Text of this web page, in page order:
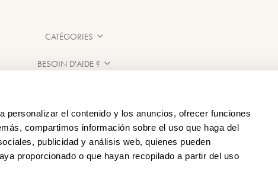
personalizar el contenido y los anuncios, ofrecer funciones
compartimos información sobre el uso que haga del
publicidad y análisis web, quienes pueden
proporcionado o que hayan recopilado a partir del uso
CATÉGORIES
BESOIN D'AIDE ?